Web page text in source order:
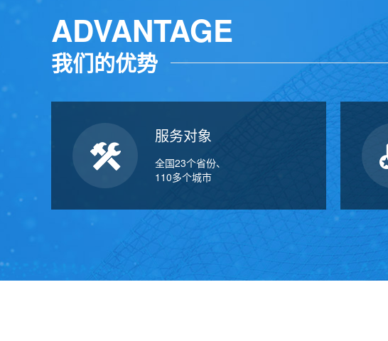
ADVANTAGE
我们的优势
服务对象
全国23个省份、
110多个城市